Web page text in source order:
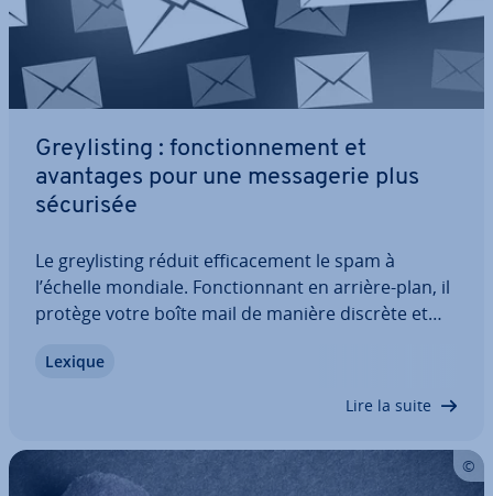
Grey­lis­ting : fonc­tion­ne­ment et
avantages pour une mes­sa­ge­rie plus
sécurisée
Le grey­lis­ting réduit ef­fi­ca­ce­ment le spam à
l’échelle mondiale. Fonc­tion­nant en arrière-plan, il
protège votre boîte mail de manière discrète et
Découvrez dans cet article du Digital Guide de
Lexique
Lire la suite